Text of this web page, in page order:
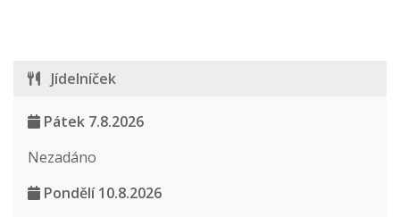
Jídelníček
Pátek 7.8.2026
Nezadáno
Pondělí 10.8.2026